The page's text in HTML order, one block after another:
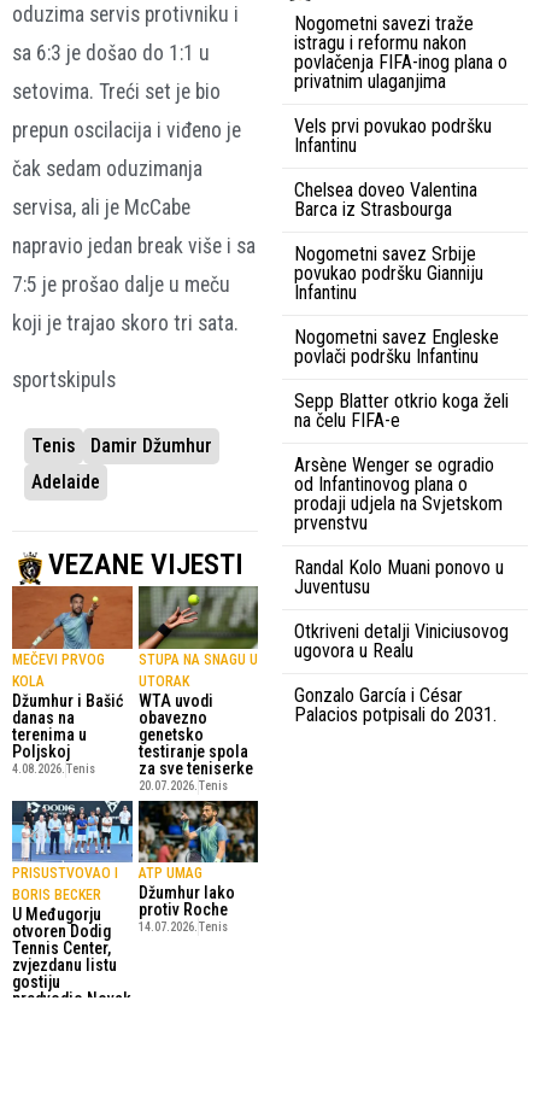
oduzima servis protivniku i
sa 6:3 je došao do 1:1 u
setovima. Treći set je bio
prepun oscilacija i viđeno je
čak sedam oduzimanja
servisa, ali je McCabe
napravio jedan break više i sa
7:5 je prošao dalje u meču
koji je trajao skoro tri sata.
sportskipuls
Tenis
Damir Džumhur
Adelaide
VEZANE VIJESTI
MEČEVI PRVOG
KOLA
Džumhur i Bašić
danas na
terenima u
Poljskoj
4.08.2026. Tenis
STUPA NA SNAGU U
UTORAK
WTA uvodi
obavezno
genetsko
testiranje spola
za sve teniserke
20.07.2026. Tenis
PRISUSTVOVAO I
BORIS BECKER
U Međugorju
otvoren Dodig
Tennis Center,
zvjezdanu listu
gostiju
predvodio Novak
ATP UMAG
Džumhur lako
protiv Roche
14.07.2026. Tenis
Nogometni savezi traže
istragu i reformu nakon
povlačenja FIFA-inog plana o
privatnim ulaganjima
Vels prvi povukao podršku
Infantinu
Chelsea doveo Valentina
Barca iz Strasbourga
Nogometni savez Srbije
povukao podršku Gianniju
Infantinu
Nogometni savez Engleske
povlači podršku Infantinu
Sepp Blatter otkrio koga želi
na čelu FIFA-e
Arsène Wenger se ogradio
od Infantinovog plana o
prodaji udjela na Svjetskom
prvenstvu
Randal Kolo Muani ponovo u
Juventusu
Otkriveni detalji Viniciusovog
ugovora u Realu
Gonzalo García i César
Palacios potpisali do 2031.